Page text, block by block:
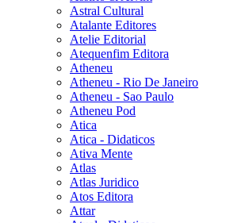
Astral Cultural
Atalante Editores
Atelie Editorial
Atequenfim Editora
Atheneu
Atheneu - Rio De Janeiro
Atheneu - Sao Paulo
Atheneu Pod
Atica
Atica - Didaticos
Ativa Mente
Atlas
Atlas Juridico
Atos Editora
Attar